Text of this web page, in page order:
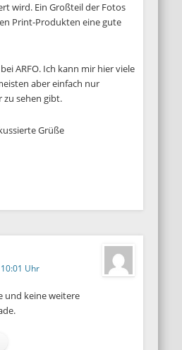
wird. Ein Großteil der Fotos
Print-Produkten eine gute
ARFO. Ich kann mir hier viele
aber einfach nur
zu sehen gibt.
Grüße
Uhr
und keine weitere